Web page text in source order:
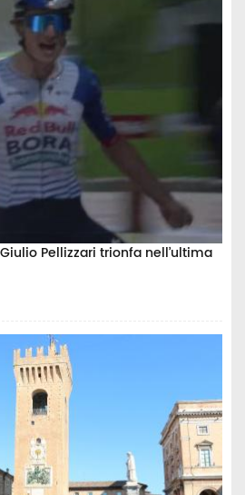
Pellizzari trionfa nell’ultima